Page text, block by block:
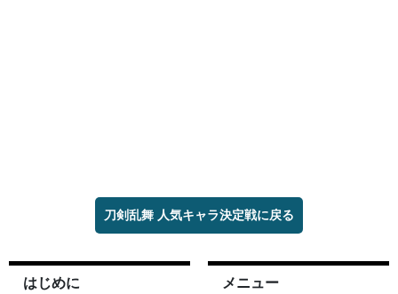
刀剣乱舞 人気キャラ決定戦に戻る
はじめに メニュー